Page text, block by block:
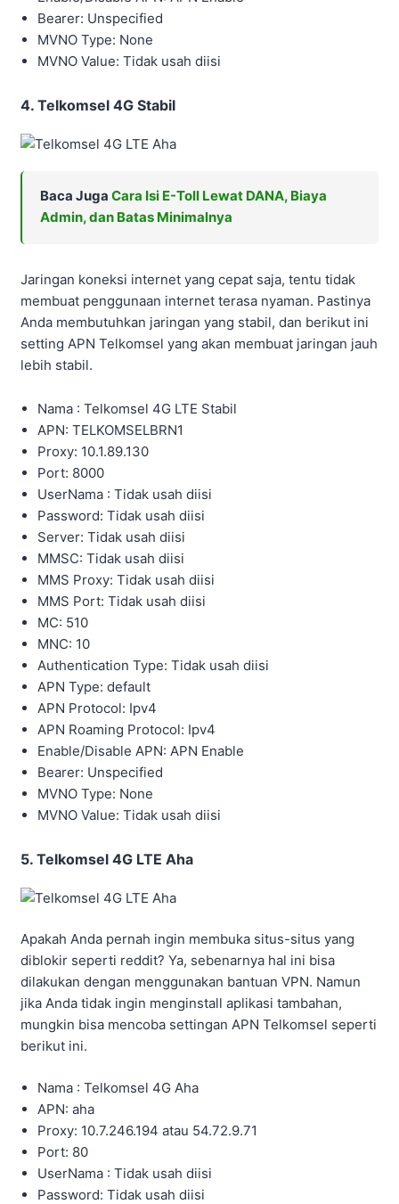
Bearer: Unspecified
MVNO Type: None
MVNO Value: Tidak usah diisi
4. Telkomsel 4G Stabil
Baca Juga Cara Isi E-Toll Lewat DANA, Biaya
Admin, dan Batas Minimalnya
Jaringan koneksi internet yang cepat saja, tentu tidak
membuat penggunaan internet terasa nyaman. Pastinya
Anda membutuhkan jaringan yang stabil, dan berikut ini
setting APN Telkomsel yang akan membuat jaringan jauh
lebih stabil.
Nama : Telkomsel 4G LTE Stabil
APN: TELKOMSELBRN1
Proxy: 10.1.89.130
Port: 8000
UserNama : Tidak usah diisi
Password: Tidak usah diisi
Server: Tidak usah diisi
MMSC: Tidak usah diisi
MMS Proxy: Tidak usah diisi
MMS Port: Tidak usah diisi
MC: 510
MNC: 10
Authentication Type: Tidak usah diisi
APN Type: default
APN Protocol: Ipv4
APN Roaming Protocol: Ipv4
Enable/Disable APN: APN Enable
Bearer: Unspecified
MVNO Type: None
MVNO Value: Tidak usah diisi
5. Telkomsel 4G LTE Aha
Apakah Anda pernah ingin membuka situs-situs yang
diblokir seperti reddit? Ya, sebenarnya hal ini bisa
dilakukan dengan menggunakan bantuan VPN. Namun
jika Anda tidak ingin menginstall aplikasi tambahan,
mungkin bisa mencoba settingan APN Telkomsel seperti
berikut ini.
Nama : Telkomsel 4G Aha
APN: aha
Proxy: 10.7.246.194 atau 54.72.9.71
Port: 80
UserNama : Tidak usah diisi
Password: Tidak usah diisi